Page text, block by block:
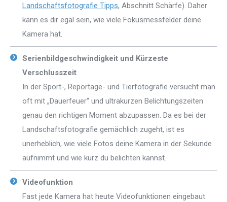
Landschaftsfotografie Tipps, Abschnitt Schärfe). Daher
kann es dir egal sein, wie viele Fokusmessfelder deine
Kamera hat.
Serienbildgeschwindigkeit und Kürzeste
Verschlusszeit
In der Sport-, Reportage- und Tierfotografie versucht man
oft mit „Dauerfeuer“ und ultrakurzen Belichtungszeiten
genau den richtigen Moment abzupassen. Da es bei der
Landschaftsfotografie gemächlich zugeht, ist es
unerheblich, wie viele Fotos deine Kamera in der Sekunde
aufnimmt und wie kurz du belichten kannst.
Videofunktion
Fast jede Kamera hat heute Videofunktionen eingebaut